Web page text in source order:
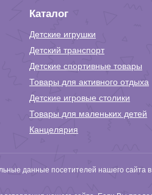
Каталог
Детские игрушки
Детский транспорт
Детские спортивные товары
Товары для активного отдыха
Детские игровые столики
Товары для маленьких детей
Канцелярия
данные посетителей нашего сайта в